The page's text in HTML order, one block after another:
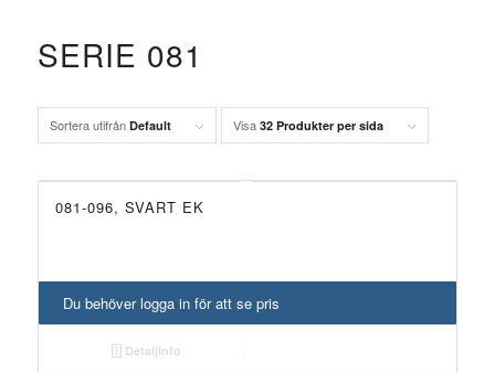
SERIE 081
Sortera utifrån Default Visa 32 Produkter per sida
081-096, SVART EK
Du behöver logga in för att se pris
Detaljinfo